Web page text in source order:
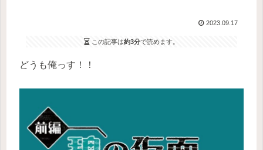
2023.09.17
この記事は約3分で読めます。
どうも俺っす！！